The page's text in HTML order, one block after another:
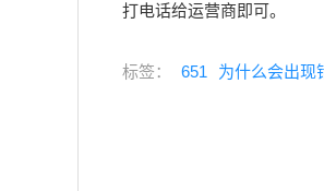
打电话给运营商即可。
标签： 651 为什么会出现